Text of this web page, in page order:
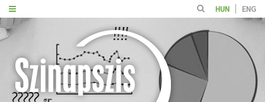
HUN ENG